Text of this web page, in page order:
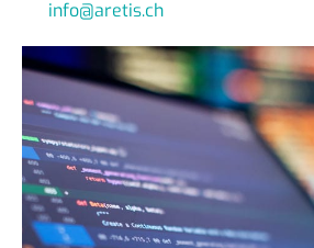
info@aretis.ch